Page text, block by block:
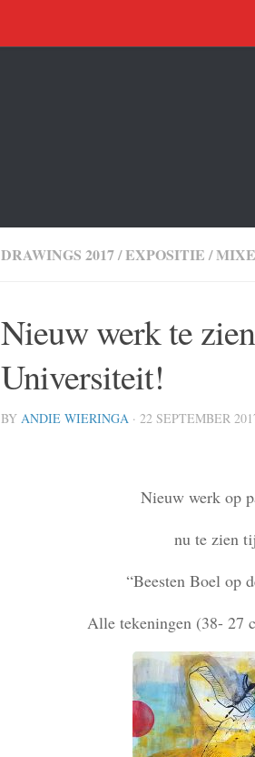
DRAWINGS 2017/EXPOSITIE /
Nieuw werk te
Universiteit!
BY ANDIE WIERINGA · 22 SEPTEMBER
Nieuw werk op
nu te zien
“Beesten Boel op
Alle tekeningen (38- 27